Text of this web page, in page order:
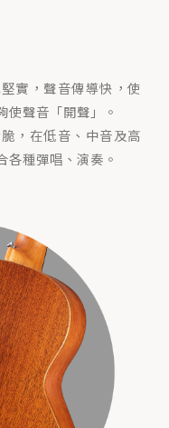
實，聲音傳導快，使
使聲音「開聲」。
，在低音、中音及高
各種彈唱、演奏。